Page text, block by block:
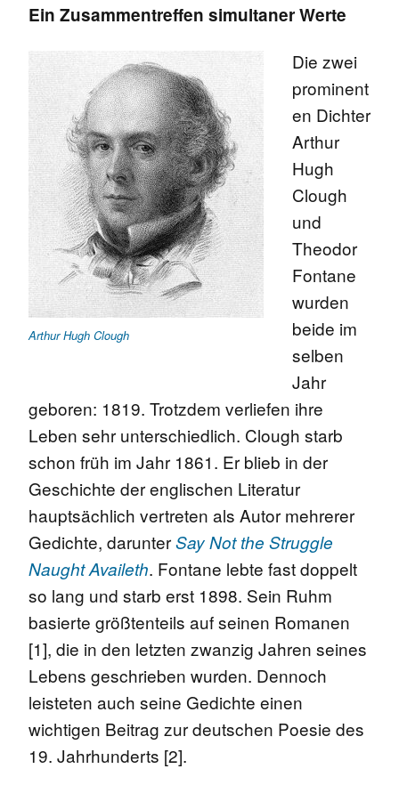
Ein Zusammentreffen simultaner Werte
Arthur Hugh Clough
Die zwei
prominent
en Dichter
Arthur
Hugh
Clough
und
Theodor
Fontane
wurden
beide im
selben
Jahr
geboren: 1819. Trotzdem verliefen ihre
Leben sehr unterschiedlich. Clough starb
schon früh im Jahr 1861. Er blieb in der
Geschichte der englischen Literatur
hauptsächlich vertreten als Autor mehrerer
Gedichte, darunterSay Not the Struggle
Naught Availeth. Fontane lebte fast doppelt
so lang und starb erst 1898. Sein Ruhm
basierte größtenteils auf seinen Romanen
[1], die in den letzten zwanzig Jahren seines
Lebens geschrieben wurden. Dennoch
leisteten auch seine Gedichte einen
wichtigen Beitrag zur deutschen Poesie des
19. Jahrhunderts [2].